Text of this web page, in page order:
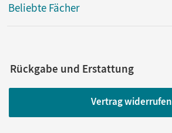
Beliebte Fächer
Rückgabe und Erstattung
Vertrag widerrufen